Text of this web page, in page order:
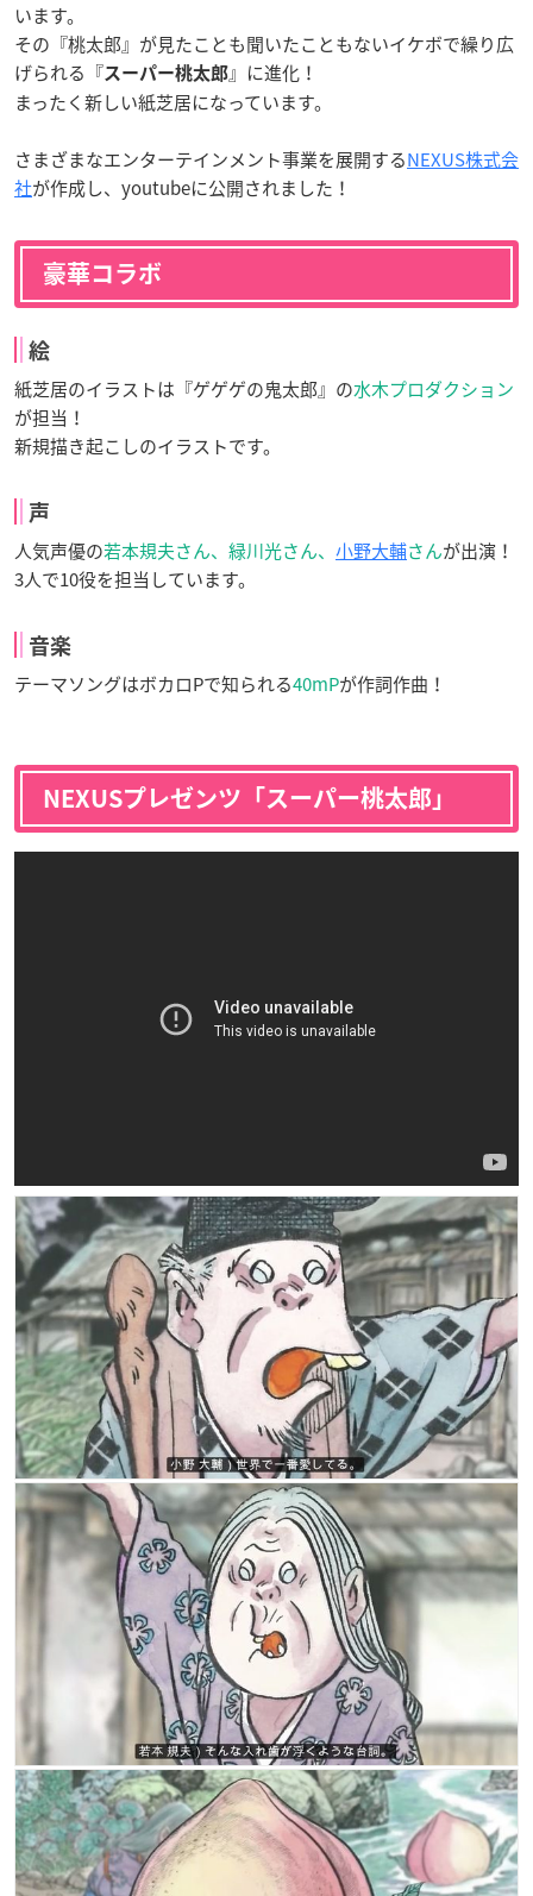
います。
その『桃太郎』が見たことも聞いたこともないイケボで繰り広
げられる『スーパー桃太郎』に進化！
まったく新しい紙芝居になっています。
さまざまなエンターテインメント事業を展開するNEXUS株式会
社が作成し、youtubeに公開されました！
豪華コラボ
絵
紙芝居のイラストは『ゲゲゲの鬼太郎』の水木プロダクション
が担当！
新規描き起こしのイラストです。
声
人気声優の若本規夫さん、緑川光さん、 小野大輔さんが出演！
3人で10役を担当しています。
音楽
テーマソングはボカロPで知られる40mPが作詞作曲！
NEXUSプレゼンツ「スーパー桃太郎」